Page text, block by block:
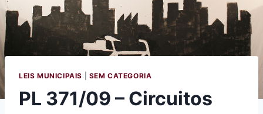
LEIS MUNICIPAIS SEM CATEGORIA
PL 371/09 – Circuitos